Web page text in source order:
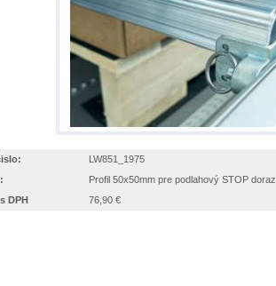
LW851_1975
Profil 50x50mm pre podlahový STOP
DPH
76,90 €